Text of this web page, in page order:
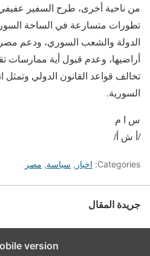
من ناحية أخرى، طرح السفير
تطورات متسارعة في الساحة
الدولة والشعب السوري، ودعم
أراضيها، وعدم قبول أية ممارسات
تخالف قواعد القانون الدولي وتمثل
السورية.
س ا م
/أ ش أ/
Categories: اخبار , سياسة, مصر
جريدة المقال
version